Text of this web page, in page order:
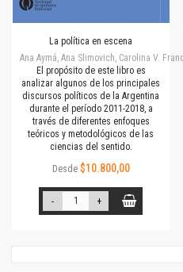
La política en escena
Ana Aymá, Ana Slimovich, Carolina V.
El propósito de este libro es
analizar algunos de los principales
discursos políticos de la Argentina
durante el período 2011-2018, a
través de diferentes enfoques
teóricos y metodológicos de las
ciencias del sentido.
Desde $10.800,00
- +